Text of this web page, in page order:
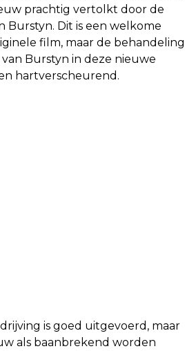
prachtig vertolkt door de
Burstyn. Dit is een welkome
film, maar de behandeling
Burstyn in deze nieuwe
hartverscheurend.
is goed uitgevoerd, maar
als baanbrekend worden